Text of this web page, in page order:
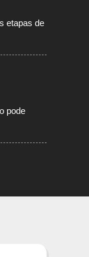
etapas de
pode